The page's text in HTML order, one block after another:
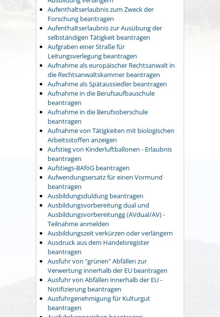
Aufenthaltserlaubnis zum Zweck der
Forschung beantragen
Aufenthaltserlaubnis zur Ausübung der
selbständigen Tätigkeit beantragen
Aufgraben einer Straße für
Leitungsverlegung beantragen
Aufnahme als europäischer Rechtsanwalt in
die Rechtsanwaltskammer beantragen
Aufnahme als Spätaussiedler beantragen
Aufnahme in die Berufsaufbauschule
beantragen
Aufnahme in die Berufsoberschule
beantragen
Aufnahme von Tätigkeiten mit biologischen
Arbeitsstoffen anzeigen
Aufstieg von Kinderluftballonen - Erlaubnis
beantragen
Aufstiegs-BAföG beantragen
Aufwendungsersatz für einen Vormund
beantragen
Ausbildungsduldung beantragen
Ausbildungsvorbereitung dual und
Ausbildungsvorbereitungg (AVdual/AV) -
Teilnahme anmelden
Ausbildungszeit verkürzen oder verlängern
Ausdruck aus dem Handelsregister
beantragen
Ausfuhr von "grünen" Abfällen zur
Verwertung innerhalb der EU beantragen
Ausfuhr von Abfällen innerhalb der EU -
Notifizierung beantragen
Ausfuhrgenehmigung für Kulturgut
beantragen